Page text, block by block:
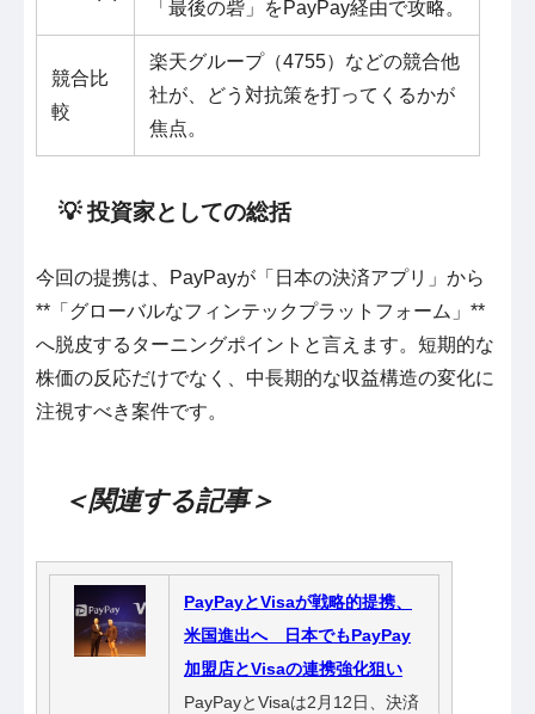
「最後の砦」をPayPay経由で攻略。
競合比
較
楽天グループ（4755）などの競合他
社が、どう対抗策を打ってくるかが
焦点。
💡 投資家としての総括
今回の提携は、PayPayが「日本の決済アプリ」から
**「グローバルなフィンテックプラットフォーム」**
へ脱皮するターニングポイントと言えます。短期的な
株価の反応だけでなく、中長期的な収益構造の変化に
注視すべき案件です。
＜関連する記事＞
PayPayとVisaが戦略的提携、
米国進出へ 日本でもPayPay
加盟店とVisaの連携強化狙い
PayPayとVisaは2月12日、決済